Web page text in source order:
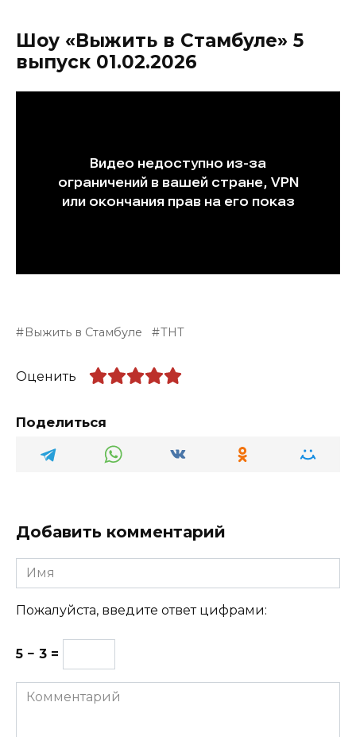
Шоу «Выжить в Стамбуле» 5
выпуск 01.02.2026
Выжить в Стамбуле ТНТ
Оценить
Поделиться
Добавить комментарий
Имя
Пожалуйста, введите ответ цифрами:
5 − 3 =
Комментарий